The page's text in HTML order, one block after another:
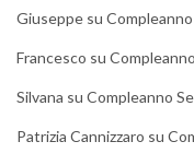
Giuseppe su
Francesco su
Silvana su Compleanno
Patrizia Cannizzaro su